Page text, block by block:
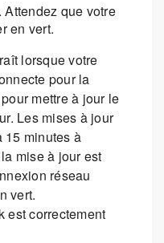
que votre
en vert.
lorsque votre
pour la
mettre à jour le
Les mises à jour
15 minutes à
mise à jour est
réseau
vert.
est correctement